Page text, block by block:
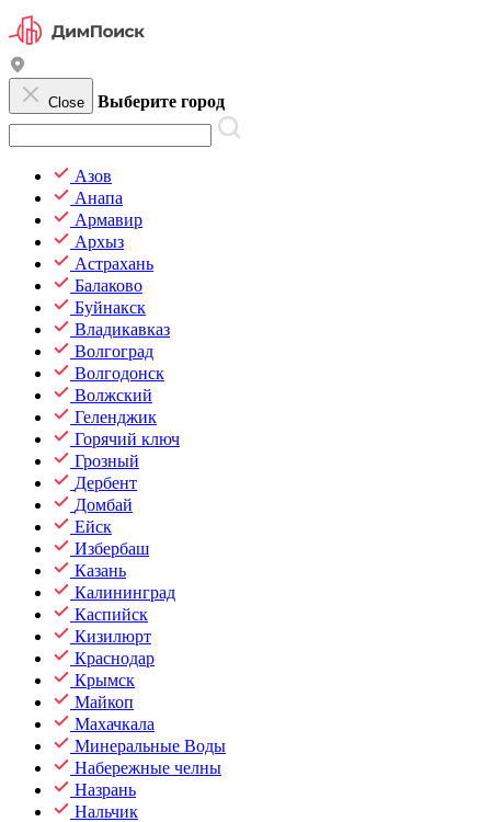
Close Выберите город
Азов
Анапа
Армавир
Архыз
Астрахань
Балаково
Буйнакск
Владикавказ
Волгоград
Волгодонск
Волжский
Геленджик
Горячий ключ
Грозный
Дербент
Домбай
Ейск
Избербаш
Казань
Калининград
Каспийск
Кизилюрт
Краснодар
Крымск
Майкоп
Махачкала
Минеральные Воды
Набережные челны
Назрань
Нальчик